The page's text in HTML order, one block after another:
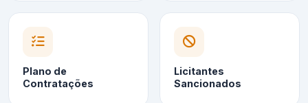
Plano de
Contratações
Licitantes
Sancionados